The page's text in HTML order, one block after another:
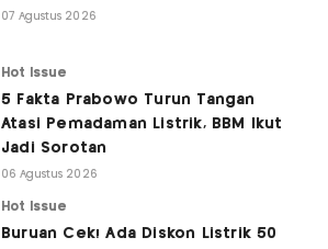
07 Agustus 2026
Hot Issue
5 Fakta Prabowo Turun Tangan
Atasi Pemadaman Listrik, BBM Ikut
Jadi Sorotan
06 Agustus 2026
Hot Issue
Buruan Cek! Ada Diskon Listrik 50